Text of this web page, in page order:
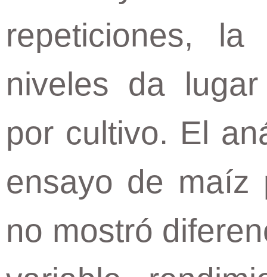
repeticiones,
niveles da
por cultivo. El
ensayo de maíz
no mostró